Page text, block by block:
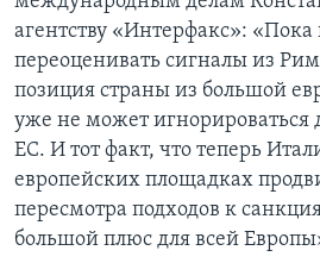
агентству «Интерфакс»: «Пока
переоценивать сигналы из
позиция страны из большой
уже не может
ЕС. И тот факт, что теперь
европейских площадках
пересмотра подходов к
большой плюс для всей